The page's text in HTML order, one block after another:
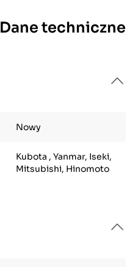
Dane techniczne
Nowy
Kubota , Yanmar, Iseki,
Mitsubishi, Hinomoto